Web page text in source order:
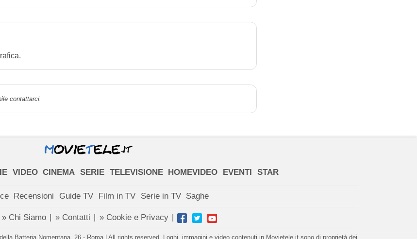
contattarci.
VIDEO CINEMA SERIE TELEVISIONE HOMEVIDEO EVENTI STAR
Recensioni Guide TV Film in TV Serie in TV Saghe
» Chi Siamo » Contatti » Cookie e Privacy
Batteria Nomentana, 26 - Roma | All rights reserved. Loghi, immagini e video contenuti in Movietele.it sono di proprietà dei